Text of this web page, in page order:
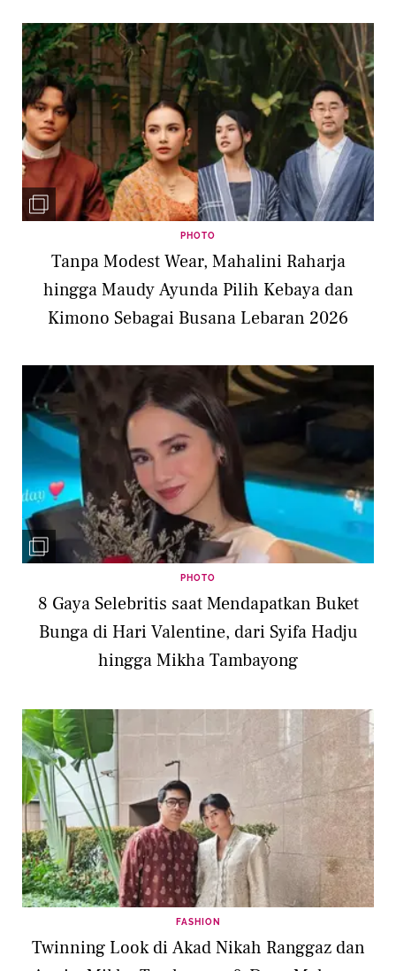
PHOTO
Tanpa Modest Wear, Mahalini Raharja
hingga Maudy Ayunda Pilih Kebaya dan
Kimono Sebagai Busana Lebaran 2026
PHOTO
8 Gaya Selebritis saat Mendapatkan Buket
Bunga di Hari Valentine, dari Syifa Hadju
hingga Mikha Tambayong
FASHION
Twinning Look di Akad Nikah Ranggaz dan